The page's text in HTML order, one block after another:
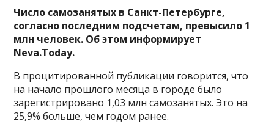
Число самозанятых в Санкт-Петербурге,
согласно последним подсчетам, превысило 1
млн человек. Об этом информирует
Neva.Today.
В процитированной публикации говорится, что
на начало прошлого месяца в городе было
зарегистрировано 1,03 млн самозанятых. Это на
25,9% больше, чем годом ранее.